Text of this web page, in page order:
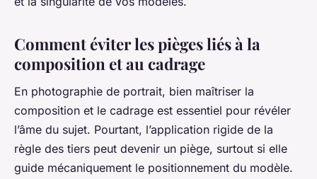
Comment éviter les pièges liés à la
composition et au cadrage
En photographie de portrait, bien maîtriser la
composition et le cadrage est essentiel pour révéler
l’âme du sujet. Pourtant, l’application rigide de la
règle des tiers peut devenir un piège, surtout si elle
guide mécaniquement le positionnement du modèle.